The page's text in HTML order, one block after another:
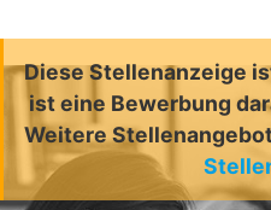
Diese Stellenanzeige
ist eine Bewerbung
Weitere